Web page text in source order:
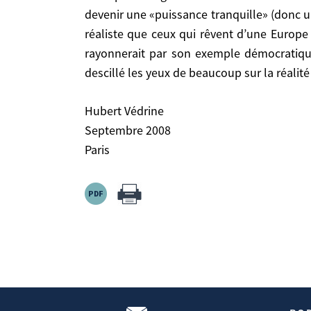
devenir une «puissance tranquille» (donc
réaliste que ceux qui rêvent d’une
rayonnerait par son exemple
descillé les yeux de beaucoup sur la
Hubert Védrine
Septembre 2008
Paris
L’angélisme – selon ses termes – qui
«puissance tranquille» (donc une puissance…).
rêvent d’une Europe qui se contenterait de
démocratique et celui de son modèle social.
du monde, bien loin encore de constituer une
Hubert Védrine
Septembre 2008
19/09/2008